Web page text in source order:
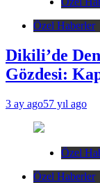
Özel Haberler
Dikili’de
Gözdesi:
3 ay ago57 yıl ago
Özel
Özel Haberler